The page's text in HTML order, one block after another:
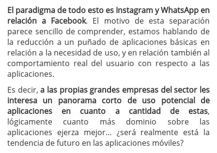
El paradigma de todo esto es Instagram y WhatsApp en
relación a Facebook. El motivo de esta separación
parece sencillo de comprender, estamos hablando de
la reducción a un puñado de aplicaciones básicas en
relación a la necesidad de uso, y en relación también al
comportamiento real del usuario con respecto a las
aplicaciones.
Es decir,a las propias grandes empresas del sector les
interesa un panorama corto de uso potencial de
aplicaciones en cuanto a cantidad de estas,
lógicamente cuanto más dominio sobre las
aplicaciones ejerza mejor… ¿será realmente está la
tendencia de futuro en las aplicaciones móviles?